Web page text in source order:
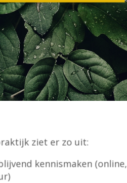
ziet er zo uit:
kennismaken (online,